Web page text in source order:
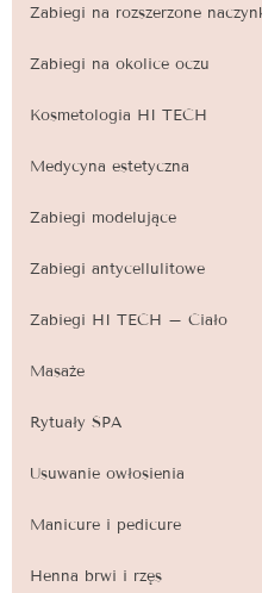
Zabiegi na rozszerzone
Zabiegi na okolice oczu
Kosmetologia HI TECH
Medycyna estetyczna
Zabiegi modelujące
Zabiegi antycellulitowe
Zabiegi HI TECH – Ciało
Masaże
Rytuały SPA
Usuwanie owłosienia
Manicure i pedicure
Henna brwi i rzęs